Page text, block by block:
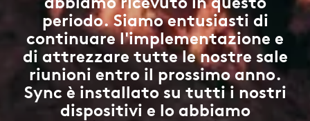
periodo. Siamo entusiasti di
continuare l'implementazione e
di attrezzare tutte le nostre sale
riunioni entro il prossimo anno.
Sync è installato su tutti i nostri
dispositivi e lo abbiamo